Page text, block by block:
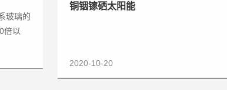
玻璃的
倍以
铜铟镓硒太阳能
2020-10-20